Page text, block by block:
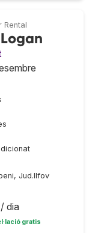
Rental
Jud.Ilfov
/ dia
gratis